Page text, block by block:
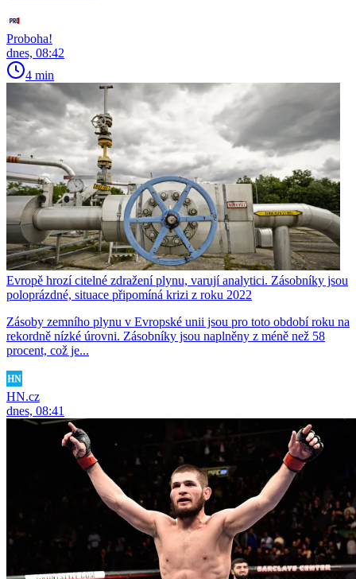
Proboha!
dnes, 08:42
4 min
Evropě hrozí citelné zdražení plynu, varují analytici. Zásobníky jsou
poloprázdné, situace připomíná krizi z roku 2022
Zásoby zemního plynu v Evropské unii jsou pro toto období roku na
rekordně nízké úrovni. Zásobníky jsou naplněny z méně než 58
procent, což je...
HN.cz
dnes, 08:41